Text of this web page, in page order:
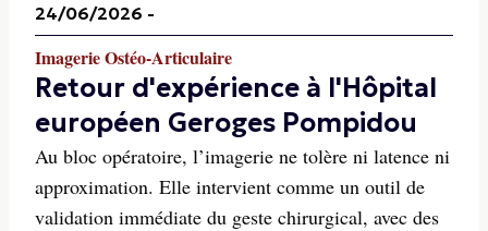
24/06/2026 -
Imagerie Ostéo-Articulaire
Retour d'expérience à l'Hôpital
européen Geroges Pompidou
Au bloc opératoire, l’imagerie ne tolère ni latence ni
approximation. Elle intervient comme un outil de
validation immédiate du geste chirurgical, avec des